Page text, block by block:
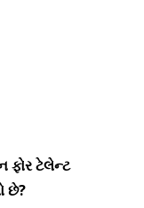
ટેલેન્ટ
છે?